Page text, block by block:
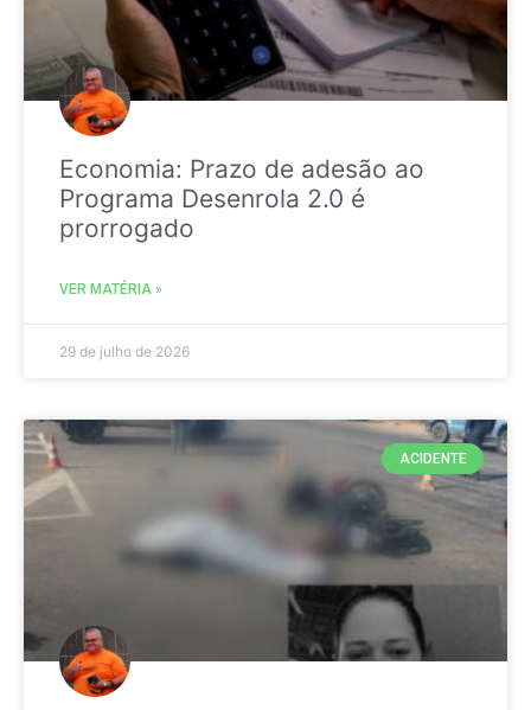
Economia: Prazo de adesão ao
Programa Desenrola 2.0 é
prorrogado
VER MATÉRIA »
29 de julho de 2026
ACIDENTE